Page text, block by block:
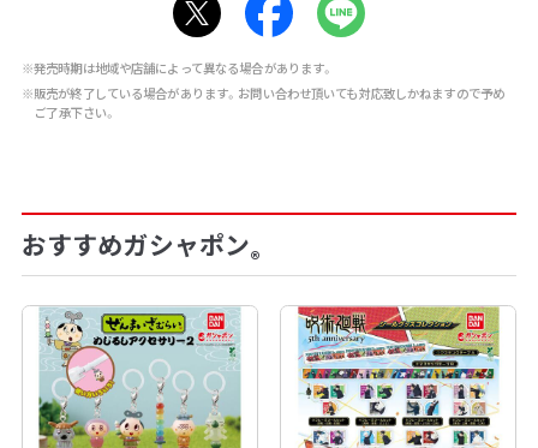
※発売時期は地域や店舗によって異なる場合があります。
※販売が終了している場合があります。お問い合わせ頂いても対応致しかねますので予め
ご了承下さい。
おすすめガシャポン®